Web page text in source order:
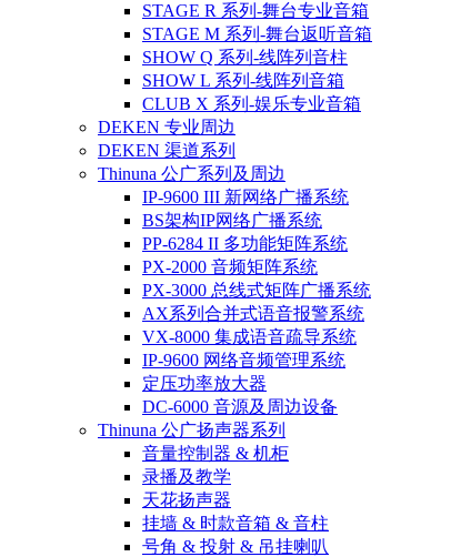
STAGE R 系列-舞台专业音箱
STAGE M 系列-舞台返听音箱
SHOW Q 系列-线阵列音柱
SHOW L 系列-线阵列音箱
CLUB X 系列-娱乐专业音箱
DEKEN 专业周边
DEKEN 渠道系列
Thinuna 公广系列及周边
IP-9600 III 新网络广播系统
BS架构IP网络广播系统
PP-6284 II 多功能矩阵系统
PX-2000 音频矩阵系统
PX-3000 总线式矩阵广播系统
AX系列合并式语音报警系统
VX-8000 集成语音疏导系统
IP-9600 网络音频管理系统
定压功率放大器
DC-6000 音源及周边设备
Thinuna 公广扬声器系列
音量控制器 & 机柜
录播及教学
天花扬声器
挂墙 & 时款音箱 & 音柱
号角 & 投射 & 吊挂喇叭